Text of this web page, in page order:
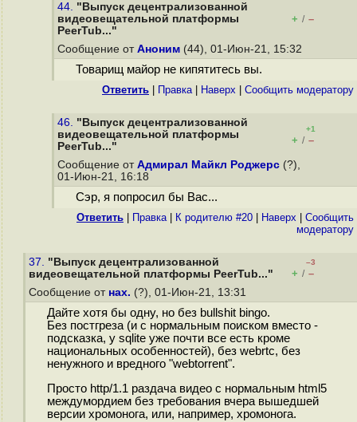
44. "Выпуск децентрализованной
видеовещательной платформы
PeerTub..."
+ / –
Сообщение от Аноним (44), 01-Июн-21, 15:32
Товарищ майор не кипятитесь вы.
Ответить Правка| Наверх Cообщить модератору
46. "Выпуск децентрализованной
видеовещательной платформы
PeerTub..."
+1
+ / –
Сообщение от Адмирал Майкл Роджерс (?),
01-Июн-21, 16:18
Сэр, я попросил бы Вас...
Ответить Правка| К родителю #20 Наверх
Cообщить
модератору
37. "Выпуск децентрализованной
видеовещательной платформы PeerTub..."
–3
+ / –
Сообщение от нах. (?), 01-Июн-21, 13:31
Дайте хотя бы одну, но без bullshit bingo.
Без постгреза (и с нормальным поиском вместо -
подсказка, у sqlite уже почти все есть кроме
национальных особенностей), без webrtc, без
ненужного и вредного "webtorrent".
Просто http/1.1 раздача видео с нормальным html5
междумордием без требования вчера вышедшей
версии хромонога, или, например, хромонога.